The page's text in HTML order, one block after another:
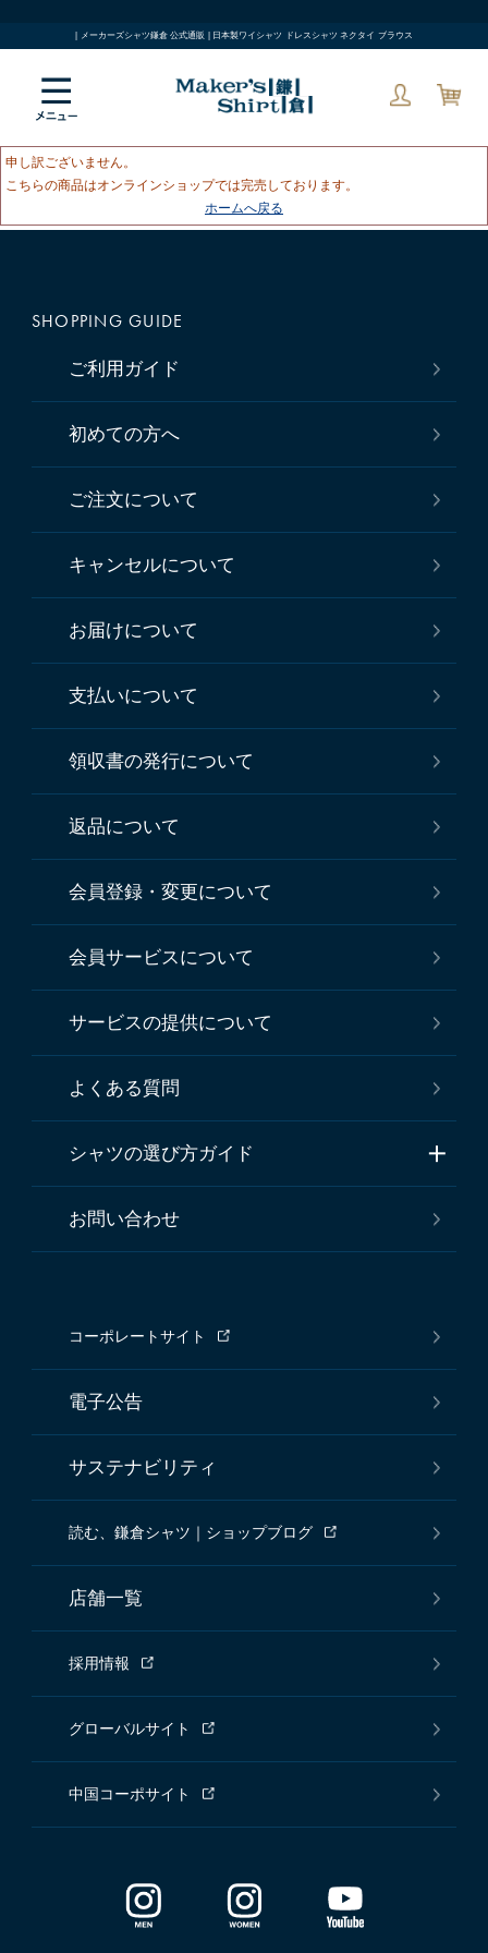
| メーカーズシャツ鎌倉 公式通販 | 日本製ワイシャツ ドレスシャツ ネクタイ ブラウス
申し訳ございません。
こちらの商品はオンラインショップでは完売しております。
ホームへ戻る
SHOPPING GUIDE
ご利用ガイド
初めての方へ
ご注文について
キャンセルについて
お届けについて
支払いについて
領収書の発行について
返品について
会員登録・変更について
会員サービスについて
サービスの提供について
よくある質問
シャツの選び方ガイド
お問い合わせ
コーポレートサイト
電子公告
サステナビリティ
読む、鎌倉シャツ｜ショップブログ
店舗一覧
採用情報
グローバルサイト
中国コーポサイト